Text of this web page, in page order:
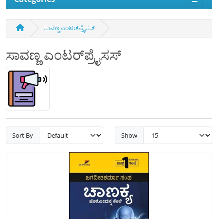
ಸಾವಣ್ಣ ಎಂಟರ್‌ಪ್ರೈಸಸ್
ಸಾವಣ್ಣ ಎಂಟರ್‌ಪ್ರೈಸಸ್
Sort By Show